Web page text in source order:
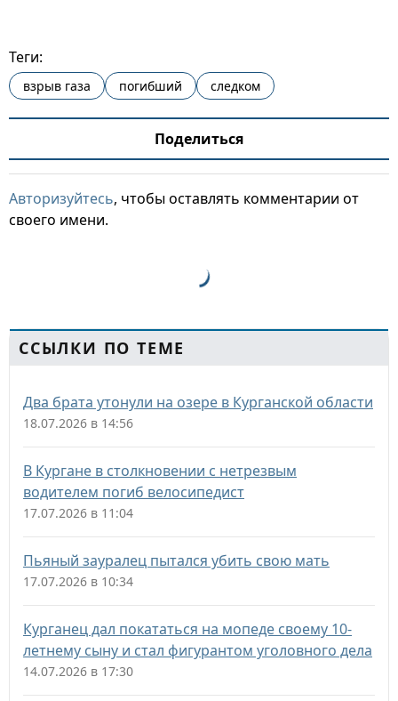
Теги:
взрыв газа погибший следком
Поделиться
Авторизуйтесь, чтобы оставлять комментарии от
своего имени.
ССЫЛКИ ПО ТЕМЕ
Два брата утонули на озере в Курганской области
18.07.2026 в 14:56
В Кургане в столкновении с нетрезвым
водителем погиб велосипедист
17.07.2026 в 11:04
Пьяный зауралец пытался убить свою мать
17.07.2026 в 10:34
Курганец дал покататься на мопеде своему 10-
летнему сыну и стал фигурантом уголовного дела
14.07.2026 в 17:30